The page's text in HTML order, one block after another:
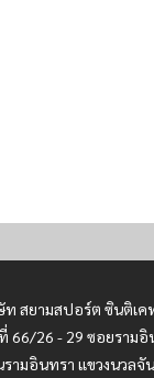
สยามสปอร์ต ซินติเค
66/26 - 29 ซอยรามอิ
ามอินทรา แขวงนวลจั